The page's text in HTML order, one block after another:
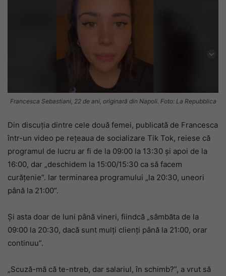
Francesca Sebastiani, 22 de ani, originară din Napoli. Foto: La Repubblica
Din discuția dintre cele două femei, publicată de Francesca
într-un video pe rețeaua de socializare Tik Tok, reiese că
programul de lucru ar fi de la 09:00 la 13:30 și apoi de la
16:00, dar „deschidem la 15:00/15:30 ca să facem
curățenie”. Iar terminarea programului „la 20:30, uneori
până la 21:00”.
Și asta doar de luni până vineri, fiindcă „sâmbăta de la
09:00 la 20:30, dacă sunt mulți clienți până la 21:00, orar
continuu”.
„Scuză-mă că te-ntreb, dar salariul, în schimb?”, a vrut să